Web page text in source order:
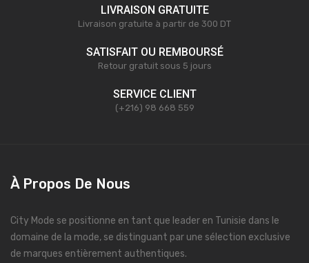
LIVRAISON GRATUITE
Livraison gratuite à partir de 300 DT
SATISFAIT OU REMBOURSÉ
Retour gratuit sous 5 jours
SERVICE CLIENT
(+216) 98 668 559
À Propos De Nous
City Mode se positionne en tant que leader en Tunisie dans le
domaine de la mode, se distinguant par une sélection exclusive
de marques entièrement authentiques.